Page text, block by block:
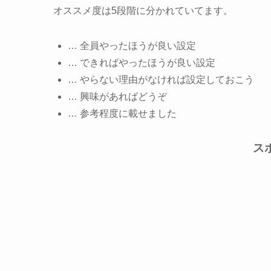
オススメ度は5段階に分かれていてます。
… 全員やったほうが良い設定
… できればやったほうが良い設定
… やらない理由がなければ設定しておこう
… 興味があればどうぞ
… 参考程度に載せました
ス